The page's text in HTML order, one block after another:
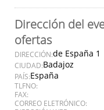
Dirección del
ofertas
DIRECCIÓN:de España 1
CIUDAD:Badajoz
PAÍS:España
TLFNO:
FAX:
CORREO ELETRÓNICO: